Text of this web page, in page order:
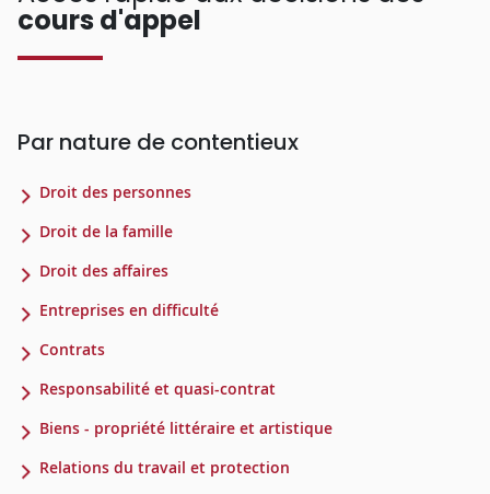
cours d'appel
Par nature de contentieux
Droit des personnes
Droit de la famille
Droit des affaires
Entreprises en difficulté
Contrats
Responsabilité et quasi-contrat
Biens - propriété littéraire et artistique
Relations du travail et protection